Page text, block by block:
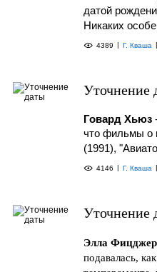
датой
Никаких
4389 | Г. Кваша |
Уточнение
Говард Хьюз
что фильмы о
(1991),
4146 | Г. Кваша |
Уточнение
Элла
подавалась,